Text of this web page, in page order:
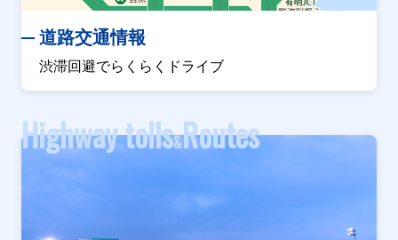
道路交通情報
渋滞回避でらくらくドライブ
Highway tolls&Routes